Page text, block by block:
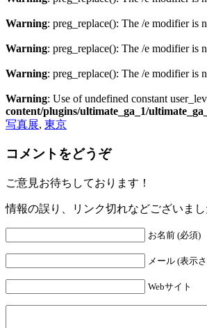
Warning: preg_replace(): The /e modifier is
Warning: preg_replace(): The /e modifier is
Warning: preg_replace(): The /e modifier is
Warning: Use of undefined constant
content/plugins/ultimate_ga_1/
写真展, 東京
コメントをどうぞ
ご意見お待ちしております！
情報の誤り、リンク切れなどございま
お名前 (必須)
メール (表示
Webサイト